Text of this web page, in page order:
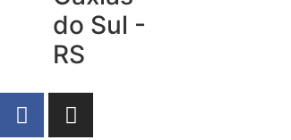
do Sul -
RS